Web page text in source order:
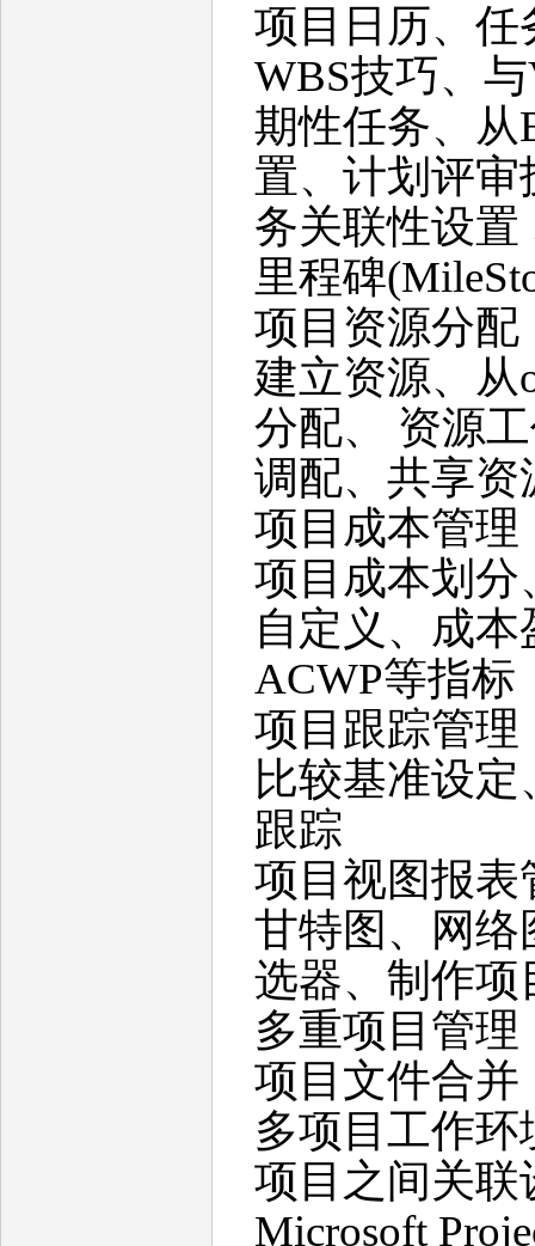
项目日历、任
WBS技巧、
期性任务、从
置、计划评审
务关联性设置
里程碑
项目资源分配
建立资源、从
分配、 资源
调配、共享资
项目成本管理
项目成本划分
自定义、成本
ACWP等指标
项目跟踪管理
比较基准设
跟踪
项目视图报表
甘特图、网络
选器、制作项
多重项目管理
项目文件合并
多项目工作环
项目之间关联
Microsoft